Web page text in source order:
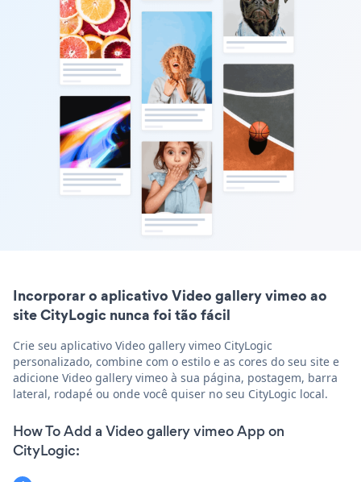
Incorporar o aplicativo Video gallery vimeo ao
site CityLogic nunca foi tão fácil
Crie seu aplicativo Video gallery vimeo CityLogic
personalizado, combine com o estilo e as cores do seu site e
adicione Video gallery vimeo à sua página, postagem, barra
lateral, rodapé ou onde você quiser no seu CityLogic local.
How To Add a Video gallery vimeo App on
CityLogic: